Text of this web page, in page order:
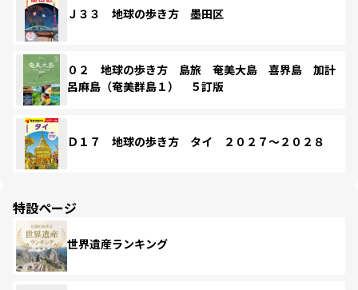
Ｊ３３ 地球の歩き方 墨田区
０２ 地球の歩き方 島旅 奄美大島 喜界島 加計
呂麻島（奄美群島１） ５訂版
Ｄ１７ 地球の歩き方 タイ ２０２７～２０２８
特設ページ
世界遺産ランキング